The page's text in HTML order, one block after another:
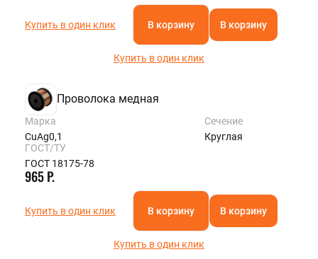
Купить в один клик В корзину В корзину
Купить в один клик
Проволока медная
Марка
CuAg0,1
Сечение
Круглая
ГОСТ/ТУ
ГОСТ 18175-78
965 Р.
Купить в один клик В корзину В корзину
Купить в один клик